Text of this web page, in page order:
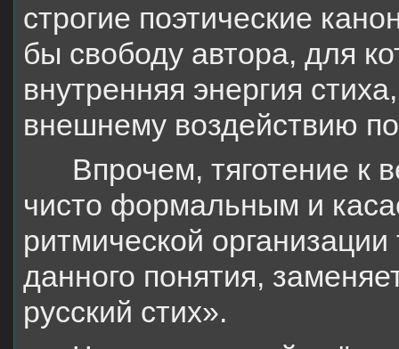
строгие поэтические
бы свободу автора, для
внутренняя энергия
внешнему воздействию
Впрочем, тяготение к
чисто формальным и
ритмической
данного понятия,
русский стих».